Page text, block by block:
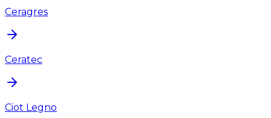
Ceragres
Ceratec
Ciot Legno